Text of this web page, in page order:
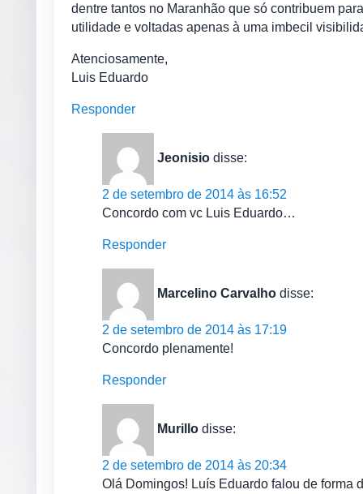
dentre tantos no Maranhão que só contribuem
utilidade e voltadas apenas à uma imbecil
Atenciosamente,
Luis Eduardo
Responder
Jeonisio disse:
2 de setembro de 2014 às 16:52
Concordo com vc Luis Eduardo…
Responder
Marcelino Carvalho disse:
2 de setembro de 2014 às 17:19
Concordo plenamente!
Responder
Murillo disse:
2 de setembro de 2014 às 20:34
Olá Domingos! Luís Eduardo falou de forma